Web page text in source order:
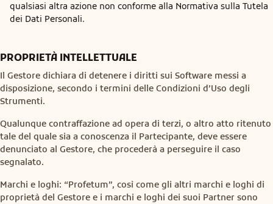
qualsiasi altra azione non conforme alla Normativa sulla Tutela
dei Dati Personali.
PROPRIETÀ INTELLETTUALE
Il Gestore dichiara di detenere i diritti sui Software messi a
disposizione, secondo i termini delle Condizioni d’Uso degli
Strumenti.
Qualunque contraffazione ad opera di terzi, o altro atto ritenuto
tale del quale sia a conoscenza il Partecipante, deve essere
denunciato al Gestore, che procederà a perseguire il caso
segnalato.
Marchi e loghi: “Profetum”, così come gli altri marchi e loghi di
proprietà del Gestore e i marchi e loghi dei suoi Partner sono